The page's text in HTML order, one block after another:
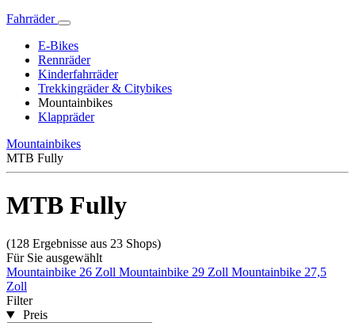
Fahrräder
E-Bikes
Rennräder
Kinderfahrräder
Trekkingräder & Citybikes
Mountainbikes
Klappräder
Mountainbikes
MTB Fully
MTB Fully
(128 Ergebnisse aus 23 Shops)
Für Sie ausgewählt
Mountainbike 26 Zoll Mountainbike 29 Zoll Mountainbike 27,5
Zoll
Filter
Preis